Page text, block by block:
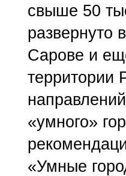
свыше 50
развернуто
Сарове и
территории
«умного»
«Умные